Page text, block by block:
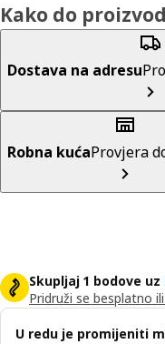
Kako do
Dostava na adresu
Robna kućaProvjera
Skupljaj 1 bodove uz
Pridruži se besplatno
U redu je promijeniti